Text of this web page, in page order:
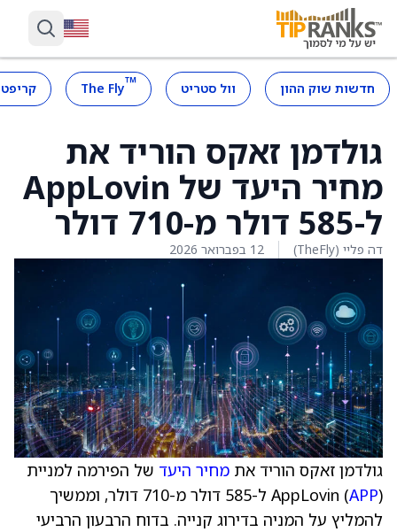
חדשות שוק ההון וול סטריט ™
The Fly
גולדמן זאקס הוריד את
מחיר היעד של AppLovin
ל-585 דולר מ-710 דולר
דה פליי (TheFly) 12 בפברואר 2026
גולדמן זאקס הוריד את מחיר היעד של הפירמה למניית
AppLovin (APP
) ל-585 דולר מ-710 דולר, וממשיך
להמליץ על המניה בדירוג קנייה. בדוח הרבעון הרביעי